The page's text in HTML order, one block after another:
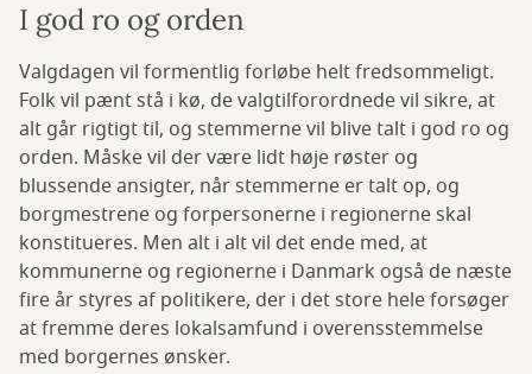
I god ro og orden
Valgdagen vil formentlig forløbe helt fredsommeligt.
Folk vil pænt stå i kø, de valgtilforordnede vil sikre, at
alt går rigtigt til, og stemmerne vil blive talt i god ro og
orden. Måske vil der være lidt høje røster og
blussende ansigter, når stemmerne er talt op, og
borgmestrene og forpersonerne i regionerne skal
konstitueres. Men alt i alt vil det ende med, at
kommunerne og regionerne i Danmark også de næste
fire år styres af politikere, der i det store hele forsøger
at fremme deres lokalsamfund i overensstemmelse
med borgernes ønsker.